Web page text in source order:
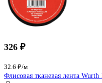
326 ₽
32.6 ₽/м
Флисовая тканевая лента